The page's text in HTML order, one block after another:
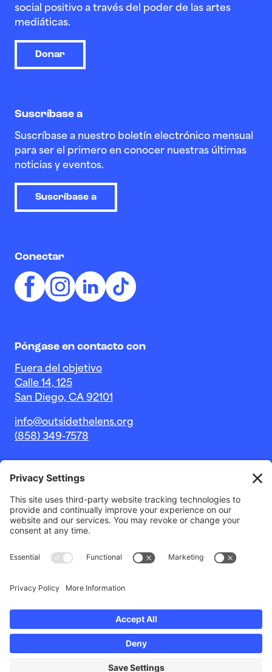
social positivo a través del poder de las artes
mediáticas.
Donar
Suscríbase a
Suscríbase a nuestro boletín electrónico mensual
para ser el primero en conocer nuestras últimas
noticias y eventos.
Suscríbase a
Conectar
Póngase en contacto con
Fuera del objetivo
Calle 14, 125
San Diego, CA 92101
info@outsidethelens.org
(858) 349-7578
© 2026 Outside The Lens, una organización sin fines de
lucro 501c(3).
Sitio web de